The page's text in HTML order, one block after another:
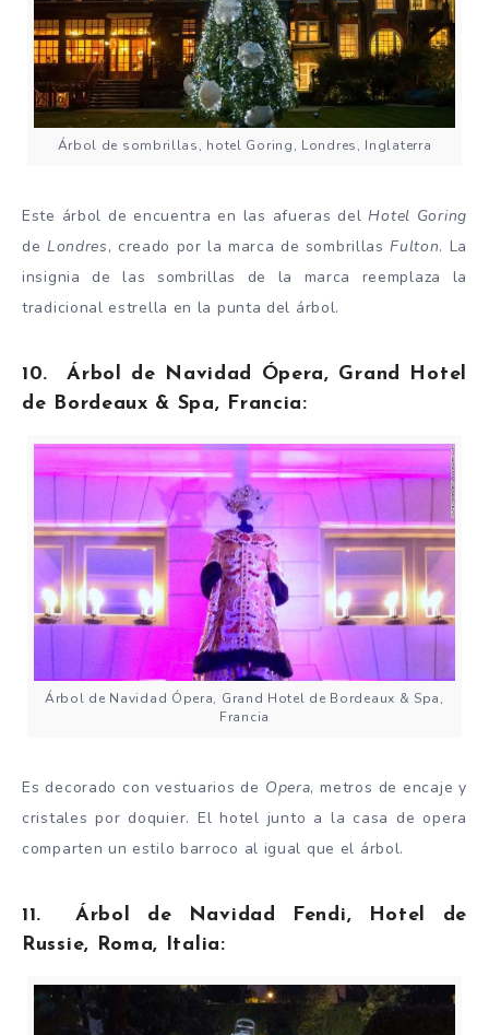
Árbol de sombrillas, hotel Goring, Londres, Inglaterra
Este árbol de encuentra en las afueras delHotel Goring
de Londres, creado por la marca de sombrillasFulton. La
insignia de las sombrillas de la marca reemplaza la
tradicional estrella en la punta del árbol.
10. Árbol de Navidad Ópera, Grand Hotel
de Bordeaux & Spa, Francia:
Árbol de Navidad Ópera, Grand Hotel de Bordeaux & Spa,
Francia
Es decorado con vestuarios de Opera, metros de encaje y
cristales por doquier. El hotel junto a la casa de opera
comparten un estilo barroco al igual que el árbol.
11. Árbol de Navidad Fendi, Hotel de
Russie, Roma, Italia: